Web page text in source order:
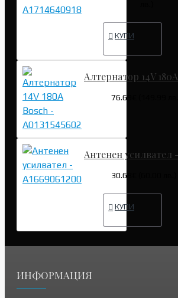
КУПИ
Алтернатор 14V
76.69€ (149.99 лв.)
Антенен усилвател
30.68€ (60.00 лв.)
КУПИ
ИНФОРМАЦИЯ